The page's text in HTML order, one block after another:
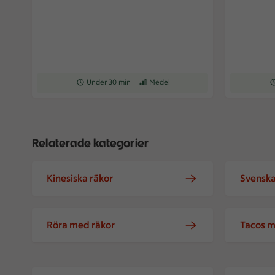
Receptet tar Under 30 min att tillaga
Under 30 min Receptet har Medel svårighetsgrad
Medel
Relaterade kategorier
Kinesiska räkor
Röra med räkor Tacos